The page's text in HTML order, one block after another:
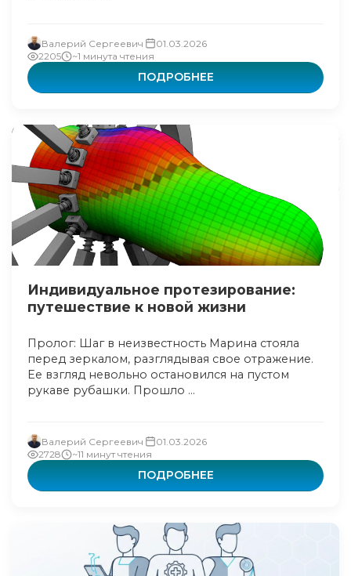
Валерий Сергеевич
01.03.2026
2205
~1 минута чтения
ПОДРОБНЕЕ
Индивидуальное протезирование:
путешествие к новой жизни
Пролог: Шаг в неизвестность Марина стояла
перед зеркалом, разглядывая свое отражение.
Ее взгляд невольно остановился на пустом
рукаве рубашки. Прошло ...
Валерий Сергеевич
01.03.2026
2728
~11 минут чтения
ПОДРОБНЕЕ